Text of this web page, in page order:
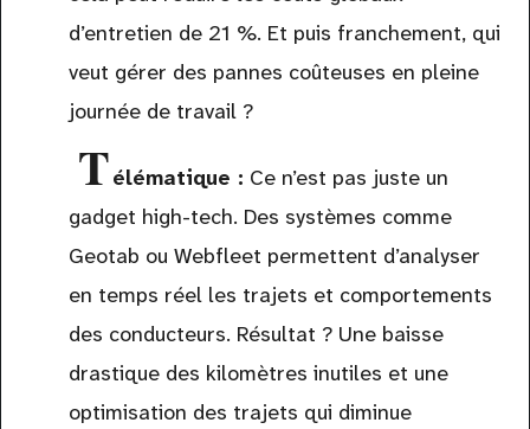
d’entretien de 21 %. Et puis franchement, qui
veut gérer des pannes coûteuses en pleine
journée de travail ?
Télématique : Ce n’est pas juste un
gadget high-tech. Des systèmes comme
Geotab ou Webfleet permettent d’analyser
en temps réel les trajets et comportements
des conducteurs. Résultat ? Une baisse
drastique des kilomètres inutiles et une
optimisation des trajets qui diminue